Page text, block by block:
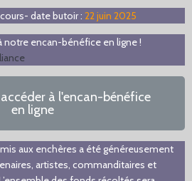
date butoir : 22 juin 2025
notre encan-bénéfice en ligne !
à l'encan-bénéfice
en ligne
aux enchères a été généreusement
artistes, commanditaires et